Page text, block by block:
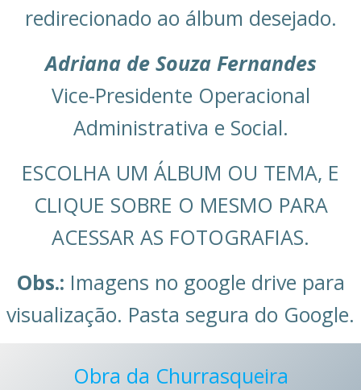
redirecionado ao álbum desejado.
Adriana de Souza Fernandes
Vice-Presidente Operacional
Administrativa e Social.
ESCOLHA UM ÁLBUM OU TEMA, E
CLIQUE SOBRE O MESMO PARA
ACESSAR AS FOTOGRAFIAS.
Obs.: Imagens no google drive para
visualização. Pasta segura do Google.
Obra da Churrasqueira